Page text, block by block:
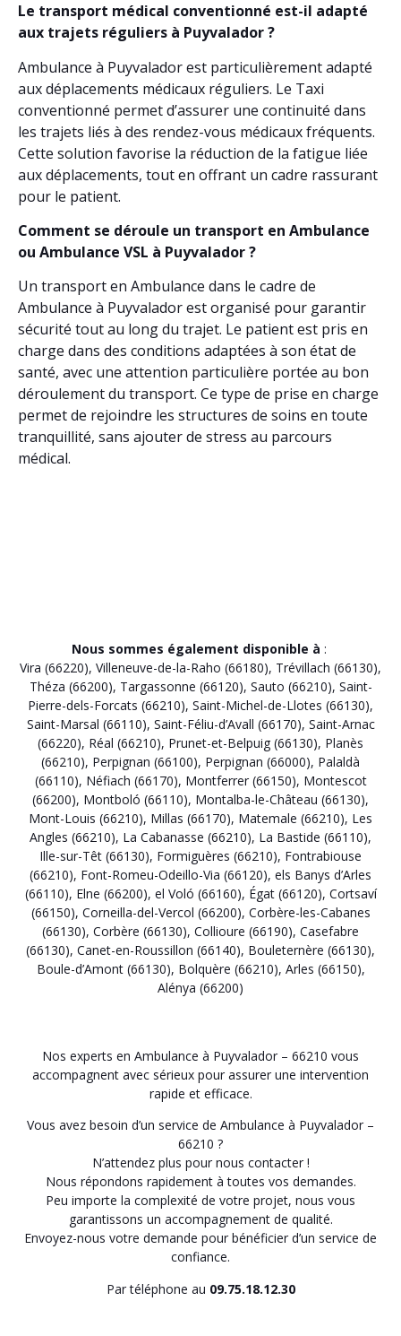
Le transport médical conventionné est-il adapté
aux trajets réguliers à Puyvalador ?
Ambulance à Puyvalador est particulièrement adapté
aux déplacements médicaux réguliers. Le Taxi
conventionné permet d’assurer une continuité dans
les trajets liés à des rendez-vous médicaux fréquents.
Cette solution favorise la réduction de la fatigue liée
aux déplacements, tout en offrant un cadre rassurant
pour le patient.
Comment se déroule un transport en Ambulance
ou Ambulance VSL à Puyvalador ?
Un transport en Ambulance dans le cadre de
Ambulance à Puyvalador est organisé pour garantir
sécurité tout au long du trajet. Le patient est pris en
charge dans des conditions adaptées à son état de
santé, avec une attention particulière portée au bon
déroulement du transport. Ce type de prise en charge
permet de rejoindre les structures de soins en toute
tranquillité, sans ajouter de stress au parcours
médical.
Nous sommes également disponible à :
Vira (66220), Villeneuve-de-la-Raho (66180), Trévillach (66130),
Théza (66200), Targassonne (66120), Sauto (66210), Saint-
Pierre-dels-Forcats (66210), Saint-Michel-de-Llotes (66130),
Saint-Marsal (66110), Saint-Féliu-d’Avall (66170), Saint-Arnac
(66220), Réal (66210), Prunet-et-Belpuig (66130), Planès
(66210), Perpignan (66100), Perpignan (66000), Palaldà
(66110), Néfiach (66170), Montferrer (66150), Montescot
(66200), Montboló (66110), Montalba-le-Château (66130),
Mont-Louis (66210), Millas (66170), Matemale (66210), Les
Angles (66210), La Cabanasse (66210), La Bastide (66110),
Ille-sur-Têt (66130), Formiguères (66210), Fontrabiouse
(66210), Font-Romeu-Odeillo-Via (66120), els Banys d’Arles
(66110), Elne (66200), el Voló (66160), Égat (66120), Cortsaví
(66150), Corneilla-del-Vercol (66200), Corbère-les-Cabanes
(66130), Corbère (66130), Collioure (66190), Casefabre
(66130), Canet-en-Roussillon (66140), Bouleternère (66130),
Boule-d’Amont (66130), Bolquère (66210), Arles (66150),
Alénya (66200)
Nos experts en Ambulance à Puyvalador – 66210 vous
accompagnent avec sérieux pour assurer une intervention
rapide et efficace.
Vous avez besoin d’un service de Ambulance à Puyvalador –
66210 ?
N’attendez plus pour nous contacter !
Nous répondons rapidement à toutes vos demandes.
Peu importe la complexité de votre projet, nous vous
garantissons un accompagnement de qualité.
Envoyez-nous votre demande pour bénéficier d’un service de
confiance.
Par téléphone au 09.75.18.12.30